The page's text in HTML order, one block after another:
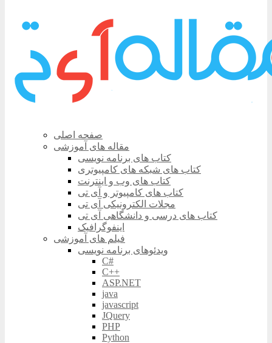
صفحه اصلی
مقاله های آموزشی
کتاب های برنامه نویسی
کتاب های شبکه های کامپیوتری
کتاب های وب و اینترنت
کتاب های کامپیوتر و آی تی
مجلات الکترونیکی آی تی
کتاب های درسی و دانشگاهی آی تی
اینفوگرافیک
فیلم های آموزشی
ویدئوهای برنامه نویسی
C#
C++
ASP.NET
java
javascript
JQuery
PHP
Python